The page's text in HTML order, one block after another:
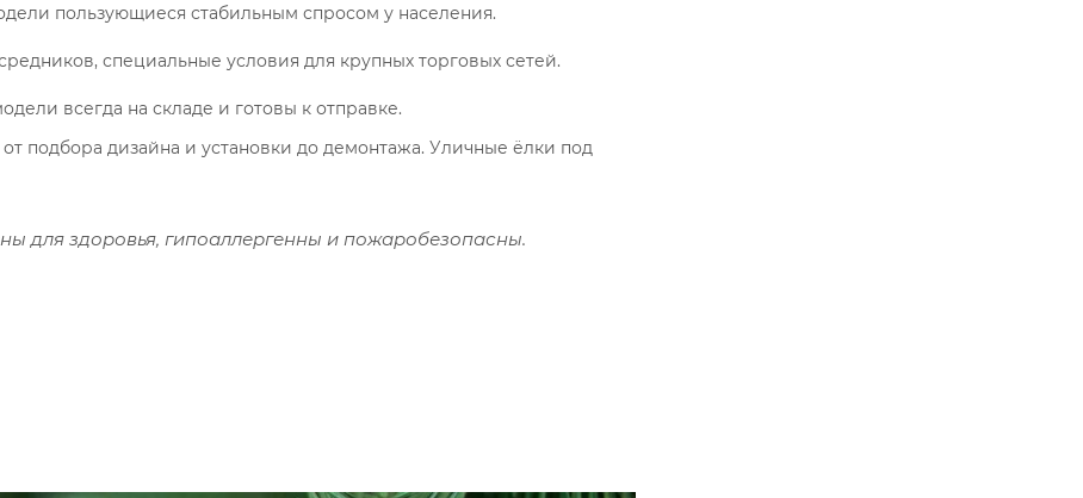
пользующиеся стабильным спросом у населения.
специальные условия для крупных торговых сетей.
всегда на складе и готовы к отправке.
подбора дизайна и установки до демонтажа. Уличные ёлки под
для здоровья, гипоаллергенны и пожаробезопасны.